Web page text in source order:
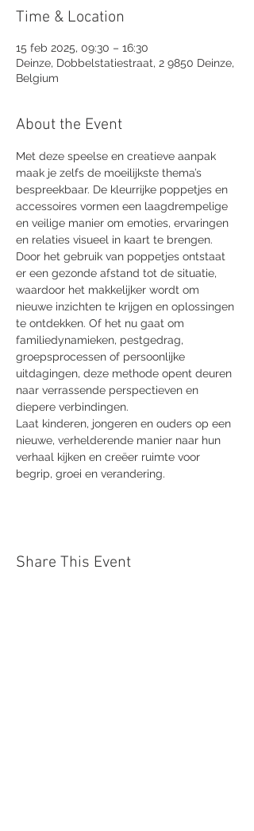
Time & Location
15 feb 2025, 09:30 – 16:30
Deinze, Dobbelstatiestraat, 2 9850 Deinze,
Belgium
About the Event
Met deze speelse en creatieve aanpak
maak je zelfs de moeilijkste thema’s
bespreekbaar. De kleurrijke poppetjes en
accessoires vormen een laagdrempelige
en veilige manier om emoties, ervaringen
en relaties visueel in kaart te brengen.
Door het gebruik van poppetjes ontstaat
er een gezonde afstand tot de situatie,
waardoor het makkelijker wordt om
nieuwe inzichten te krijgen en oplossingen
te ontdekken. Of het nu gaat om
familiedynamieken, pestgedrag,
groepsprocessen of persoonlijke
uitdagingen, deze methode opent deuren
naar verrassende perspectieven en
diepere verbindingen.
Laat kinderen, jongeren en ouders op een
nieuwe, verhelderende manier naar hun
verhaal kijken en creëer ruimte voor
begrip, groei en verandering.
Share This Event